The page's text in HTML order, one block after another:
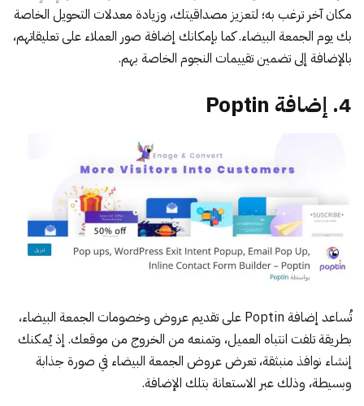
مكان آخر ترغب به؛ لتعزيز مصداقيتك، وزيادة معدلات التحويل الخاصة
بك يوم الجمعة البيضاء. كما بإمكانك إضافة صور العملاء على تعليقاتهم،
بالإضافة إلى تضمين تقييمات النجوم الخاصة بهم.
4. إضافة Poptin
تُساعد إضافة Poptin
على تقديم عروض وخصومات الجمعة البيضاء،
بطريقة تلفت انتباه العميل، وتمنعه من الخروج من موقعك. إذ يُمكنك
إنشاء نوافذ منبثقة، تعرض عروض الجمعة البيضاء في صورة جذابة
وبسيطة، وذلك عبر الاستعانة بتلك الإضافة.